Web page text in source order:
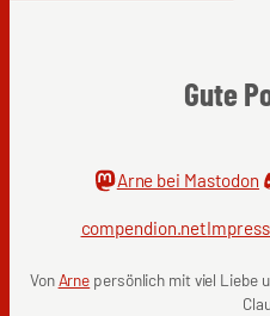
Gute
Arne bei Mastodon
compendion.net
VonArne persönlich mit viel Liebe